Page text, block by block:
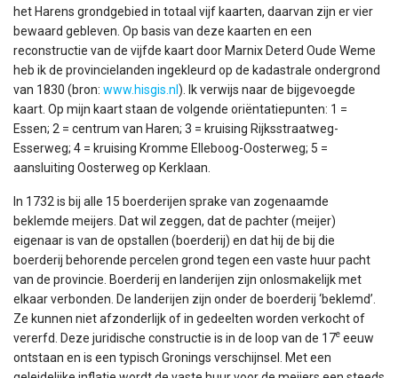
het Harens grondgebied in totaal vijf kaarten, daarvan zijn er vier
bewaard gebleven. Op basis van deze kaarten en een
reconstructie van de vijfde kaart door Marnix Deterd Oude Weme
heb ik de provincielanden ingekleurd op de kadastrale ondergrond
van 1830 (bron: www.hisgis.nl ). Ik verwijs naar de bijgevoegde
kaart. Op mijn kaart staan de volgende oriëntatiepunten: 1 =
Essen; 2 = centrum van Haren; 3 = kruising Rijksstraatweg-
Esserweg; 4 = kruising Kromme Elleboog-Oosterweg; 5 =
aansluiting Oosterweg op Kerklaan.
In 1732 is bij alle 15 boerderijen sprake van zogenaamde
beklemde meijers. Dat wil zeggen, dat de pachter (meijer)
eigenaar is van de opstallen (boerderij) en dat hij de bij die
boerderij behorende percelen grond tegen een vaste huur pacht
van de provincie. Boerderij en landerijen zijn onlosmakelijk met
elkaar verbonden. De landerijen zijn onder de boerderij ‘beklemd’.
Ze kunnen niet afzonderlijk of in gedeelten worden verkocht of
vererfd. Deze juridische constructie is in de loop van de 17e eeuw
ontstaan en is een typisch Gronings verschijnsel. Met een